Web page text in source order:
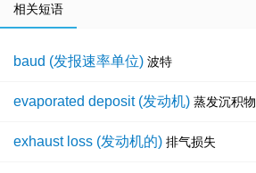
相关短语
baud (发报速率单位) 波特
evaporated deposit (发动机) 蒸发沉积物
exhaust loss (发动机的) 排气损失